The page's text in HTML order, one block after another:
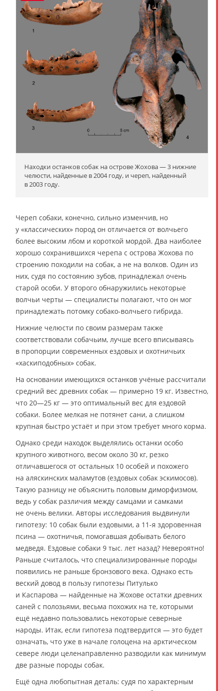
Находки останков собак на острове Жохова — 3 нижние
челюсти, найденные в 2004 году, и череп, найденный
в 2003 году.
Череп собаки, конечно, сильно изменчив, но
у «классических» пород он отличается от волчьего
более высоким лбом и короткой мордой. Два наиболее
хорошо сохранившихся черепа с острова Жохова по
строению походили на собак, а не на волков. Один из
них, судя по состоянию зубов, принадлежал очень
старой особи. У второго обнаружились некоторые
волчьи черты — специалисты полагают, что он мог
принадлежать потомку собако-волчьего гибрида.
Нижние челюсти по своим размерам также
соответствовали собачьим, лучше всего вписываясь
в пропорции современных ездовых и охотничьих
«хаскиподобных» собак.
На основании имеющихся останков учёные рассчитали
средний вес древних собак — примерно 19 кг. Известно,
что 20—25 кг — это оптимальный вес для ездовой
собаки. Более мелкая не потянет сани, а слишком
крупная быстро устаёт и при этом требует много корма.
Однако среди находок выделялись останки особо
крупного животного, весом около 30 кг, резко
отличавшегося от остальных 10 особей и похожего
на аляскинских маламутов (ездовых собак эскимосов).
Такую разницу не объяснить половым диморфизмом,
ведь у собак различия между самцами и самками
не очень велики. Авторы исследования выдвинули
гипотезу: 10 собак были ездовыми, а 11-я здоровенная
псина — охотничья, помогавшая добывать белого
медведя. Ездовые собаки 9 тыс. лет назад? Невероятно!
Раньше считалось, что специализированные породы
появились не раньше бронзового века. Однако есть
веский довод в пользу гипотезы Питулько
и Каспарова — найденные на Жохове остатки древних
саней с полозьями, весьма похожих на те, которыми
ещё недавно пользовались некоторые северные
народы. Итак, если гипотеза подтвердится — это будет
означать, что уже в начале голоцена на арктическом
севере люди целенаправленно разводили как минимум
две разные породы собак.
Ещё одна любопытная деталь: судя по характерным